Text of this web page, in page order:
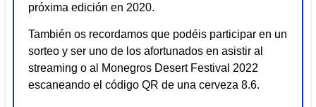
próxima edición en 2020.
También os recordamos que podéis participar en un
sorteo y ser uno de los afortunados en asistir al
streaming o al Monegros Desert Festival 2022
escaneando el código QR de una cerveza 8.6.